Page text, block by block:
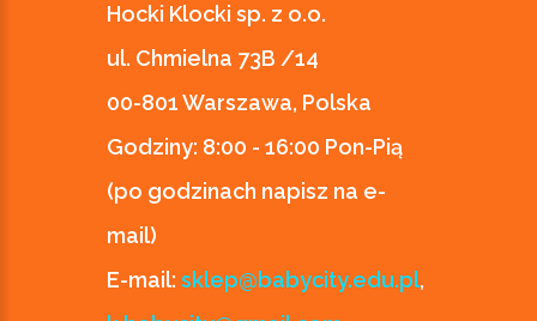
Hocki Klocki sp. z o.o.
ul. Chmielna 73B /14
00-801 Warszawa, Polska
Godziny: 8:00 - 16:00 Pon-Pią
(po godzinach napisz na e-
mail)
E-mail: sklep@babycity.edu.pl,